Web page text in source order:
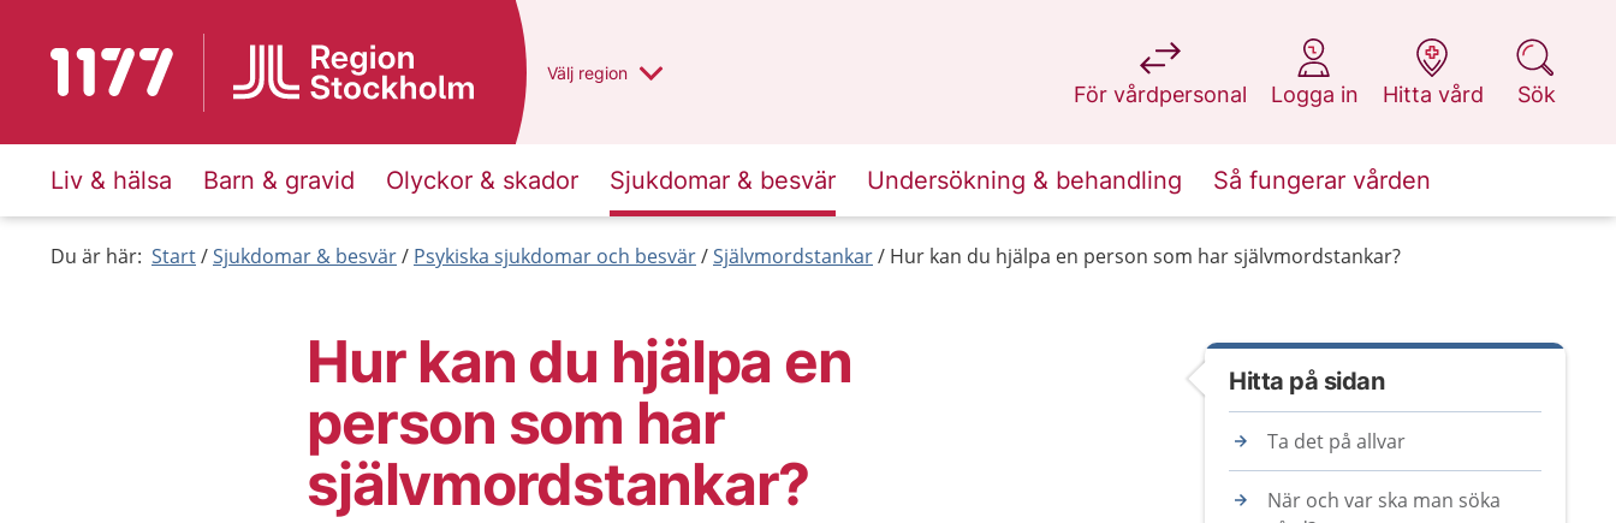
Till startsidan för 1177 Du har valt region
Välj en annan
region
För vårdpersonal
på 1177.se
Logga in
på 1177.se
Hitta vård
på 1177.se
Sök
på 1177.se
Liv & hälsa Barn & gravid Olyckor & skador Sjukdomar & besvär Undersökning & behandling Så fungerar vården
Du är här: Start Sjukdomar & besvär Psykiska sjukdomar och besvär Självmordstankar Hur kan du hjälpa en person som har självmordstankar?
Hur kan du hjälpa en
person som har
självmordstankar?
Hitta på sidan
Ta det på allvar
När och var ska man söka